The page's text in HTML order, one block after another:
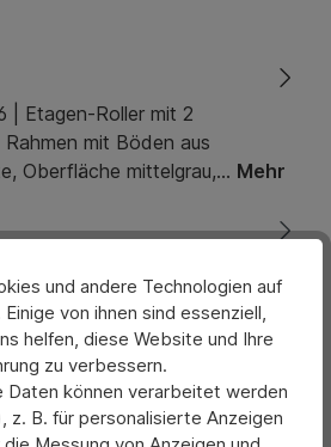
| Etagen-Roller mit 2
mit Böden aus
Oberfläche mittelgrau,… Mehr
und andere Technologien auf
von ihnen sind essenziell,
helfen, diese Website und Ihre
zu verbessern.
Daten können verarbeitet werden
z. B. für personalisierte Anzeigen